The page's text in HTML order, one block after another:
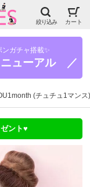
絞り込み カート
ガチャ搭載✨
ューアル ／
(チュチュ1マンス)
ント♥